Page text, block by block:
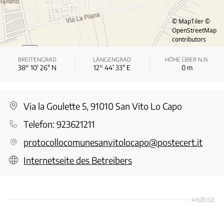
© MapTiler ©
OpenStreetMap
contributors
BREITENGRAD
38° 10′ 26″ N
LÄNGENGRAD
12° 44′ 33″ E
HÖHE ÜBER N.N.
0m
Via la Goulette 5, 91010 San Vito Lo Capo
Telefon:923621211
protocollocomunesanvitolocapo@postecert.it
Internetseite des Betreibers
ANZEIGE